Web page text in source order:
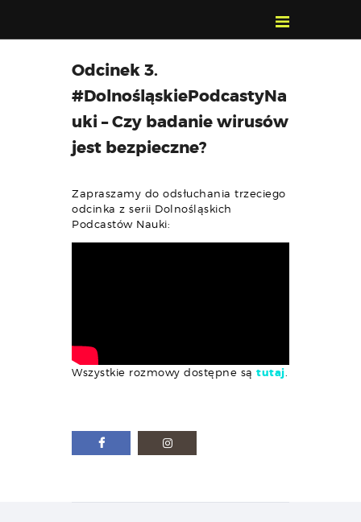
POZNAJ, POLUB,
PAMIĘTAJ!
O FESTIWALU
PROGRAM
KONTAKT
WYDARZEŃ
Odcinek 3.
#DolnośląskiePodcastyNa
uki – Czy badanie wirusów
jest bezpieczne?
Zapraszamy do odsłuchania trzeciego
odcinka z serii Dolnośląskich
Podcastów Nauki:
Wszystkie rozmowy dostępne są tutaj